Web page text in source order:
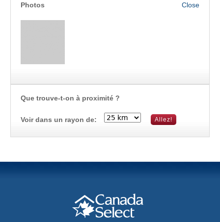
Photos
Que trouve-t-on à proximité ?
Voir dans un rayon de: